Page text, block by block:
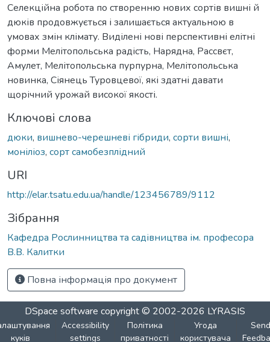
Селекційна робота по створенню нових сортів вишні й
дюків продовжується і залишається актуальною в
умовах змін клімату. Виділені нові перспективні елітні
форми Мелітопольська радість, Нарядна, Рассвєт,
Амулет, Мелітопольська пурпурна, Мелітопольська
новинка, Сіянець Туровцевої, які здатні давати
щорічний урожай високої якості.
Ключові слова
дюки, вишнево-черешневі гібриди, сорти вишні,
моніліоз, сорт самобезплідний
URI
http://elar.tsatu.edu.ua/handle/123456789/9112
Зібрання
Кафедра Рослинництва та садівництва ім. професора
В.В. Калитки
Повна інформація про документ
DSpace software copyright © 2002-2026 LYRASIS
куків
Accessibility
settings
Політика
приватності
Угода
користувача
Send